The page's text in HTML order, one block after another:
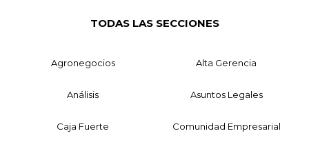
TODAS LAS SECCIONES
Agronegocios Alta Gerencia
Análisis Asuntos Legales
Caja Fuerte Comunidad Empresarial